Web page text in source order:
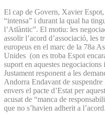
El cap de Govern, Xavier
“intensa” i durant la qual ha
l’Atlàntic”. El motiu: les
assolir l’acord d’associació, les
europeus en el marc de la 78a
Unides (on es troba Espot
suport en aquestes
Justament responent a les
Andorra Endavant de
envers el pacte d’Estat per
acusat de “manca de
que no s’havien adherit a l’acord.